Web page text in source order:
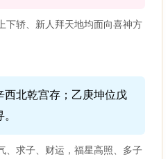
下轿、新人拜天地均面向喜神方
西北乾宫存；乙庚坤位戊
、求子、财运，福星高照、多子